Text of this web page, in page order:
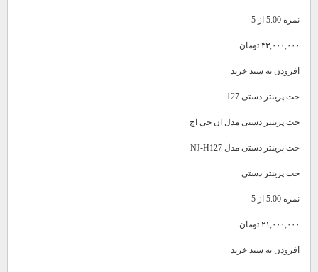
نمره 5.00 از 5
۴۳,۰۰۰,۰۰۰ تومان
افزودن به سبد خرید
جت پرینتر دستی 127
جت پرینتر دستی مدل ان جی اچ
جت پرینتر دستی مدل NJ-H127
جت پرینتر دستی
نمره 5.00 از 5
۲۱,۰۰۰,۰۰۰ تومان
افزودن به سبد خرید